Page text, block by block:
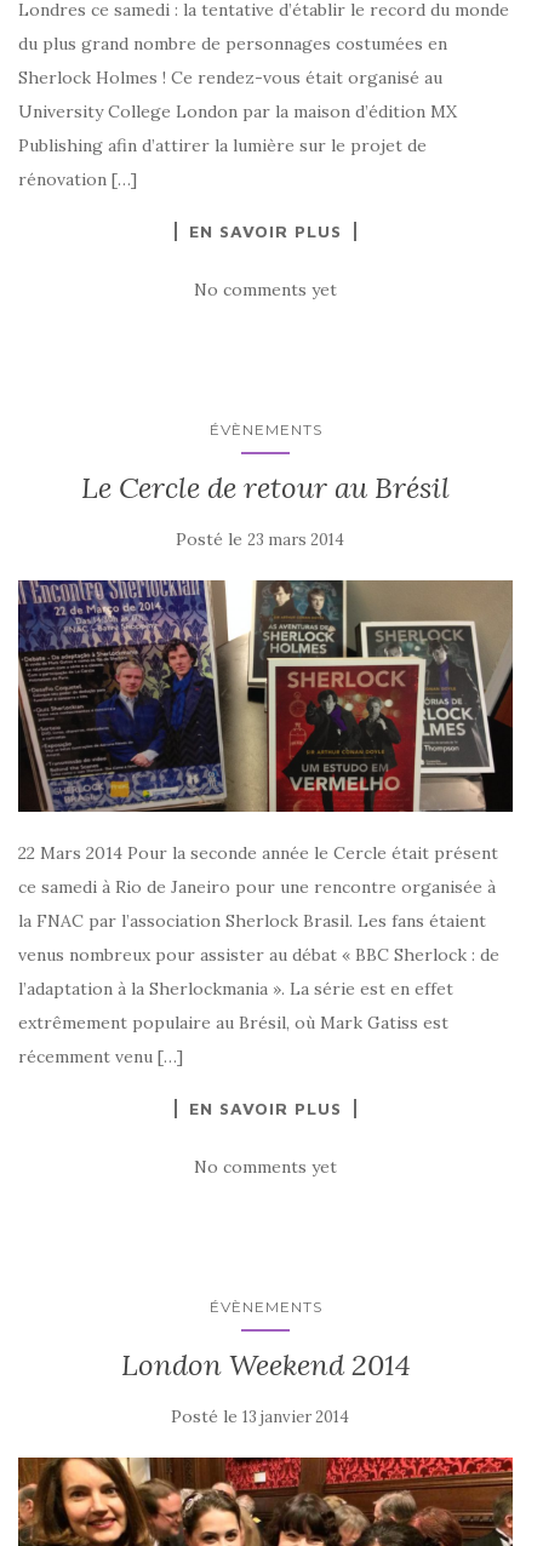
Londres ce samedi : la tentative d’établir le record du monde
du plus grand nombre de personnages costumées en
Sherlock Holmes ! Ce rendez-vous était organisé au
University College London par la maison d’édition MX
Publishing afin d’attirer la lumière sur le projet de
rénovation […]
EN SAVOIR PLUS
No comments yet
ÉVÈNEMENTS
Le Cercle de retour au Brésil
Posté le 23 mars 2014
22 Mars 2014 Pour la seconde année le Cercle était présent
ce samedi à Rio de Janeiro pour une rencontre organisée à
la FNAC par l’association Sherlock Brasil. Les fans étaient
venus nombreux pour assister au débat « BBC Sherlock : de
l’adaptation à la Sherlockmania ». La série est en effet
extrêmement populaire au Brésil, où Mark Gatiss est
récemment venu […]
EN SAVOIR PLUS
No comments yet
ÉVÈNEMENTS
London Weekend 2014
Posté le 13 janvier 2014